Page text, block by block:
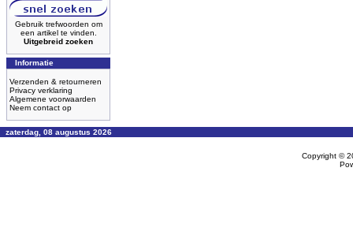
Gebruik trefwoorden om
een artikel te vinden.
Uitgebreid zoeken
Informatie
Verzenden & retourneren
Privacy verklaring
Algemene voorwaarden
Neem contact op
zaterdag, 08 augustus 2026
Copyright ©